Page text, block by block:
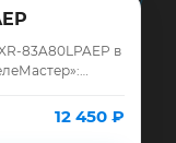
83A80LPAEP в
до 1212 450 ₽